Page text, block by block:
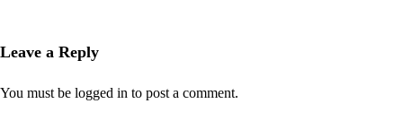
Leave a Reply
You must be logged in to post a comment.